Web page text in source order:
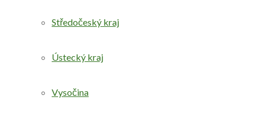
Středočeský kraj
Ústecký kraj
Vysočina